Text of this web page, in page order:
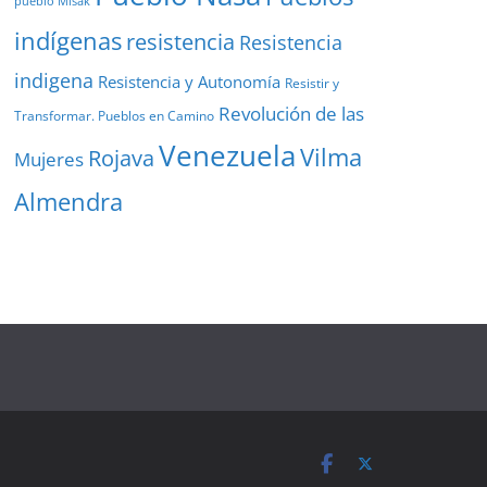
indígenasresistencia Resistencia
indigena Resistencia y Autonomía Resistir y
Transformar. Pueblos en Camino Revolución de las
Mujeres RojavaVenezuelaVilma
Almendra